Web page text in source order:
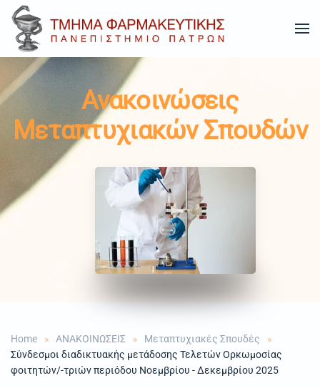
Skip to main content
Ανακοινώσεις
Μεταπτυχιακών Σπουδών
Home ΑΝΑΚΟΙΝΩΣΕΙΣ
Μεταπτυχιακές Σπουδές
Σύνδεσμοι διαδικτυακής μετάδοσης Τελετών Ορκωμοσίας
φοιτητών/-τριών περιόδου Νοεμβρίου - Δεκεμβρίου 2025